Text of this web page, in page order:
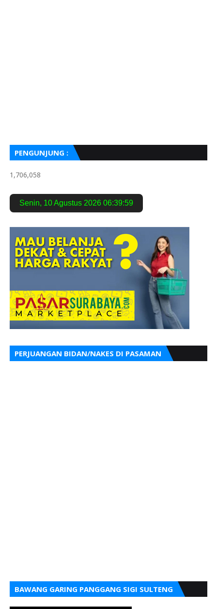
PENGUNJUNG :
1,706,058
Senin, 10 Agustus 2026 06:40:00
PERJUANGAN BIDAN/NAKES DI PASAMAN
BAWANG GARING PANGGANG SIGI SULTENG